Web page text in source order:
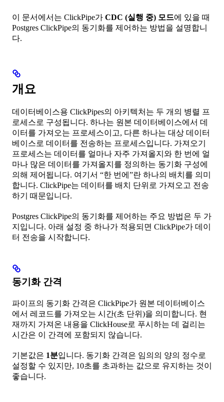
이 문서에서는 ClickPipe가 CDC (실행 중) 모드에 있을 때
Postgres ClickPipe의 동기화를 제어하는 방법을 설명합니
다.
개요
데이터베이스용 ClickPipes의 아키텍처는 두 개의 병렬 프
로세스로 구성됩니다. 하나는 원본 데이터베이스에서 데
이터를 가져오는 프로세스이고, 다른 하나는 대상 데이터
베이스로 데이터를 전송하는 프로세스입니다. 가져오기
프로세스는 데이터를 얼마나 자주 가져올지와 한 번에 얼
마나 많은 데이터를 가져올지를 정의하는 동기화 구성에
의해 제어됩니다. 여기서 “한 번에”란 하나의 배치를 의미
합니다. ClickPipe는 데이터를 배치 단위로 가져오고 전송
하기 때문입니다.
Postgres ClickPipe의 동기화를 제어하는 주요 방법은 두 가
지입니다. 아래 설정 중 하나가 적용되면 ClickPipe가 데이
터 전송을 시작합니다.
동기화 간격
파이프의 동기화 간격은 ClickPipe가 원본 데이터베이스
에서 레코드를 가져오는 시간(초 단위)을 의미합니다. 현
재까지 가져온 내용을 ClickHouse로 푸시하는 데 걸리는
시간은 이 간격에 포함되지 않습니다.
기본값은 1분입니다. 동기화 간격은 임의의 양의 정수로
설정할 수 있지만, 10초를 초과하는 값으로 유지하는 것이
좋습니다.